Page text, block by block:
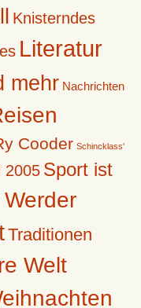
Knisterndes
Literatur
mehr Nachrichten
Cooder Schincklass'
2005 Sport ist
Traditionen
Welt